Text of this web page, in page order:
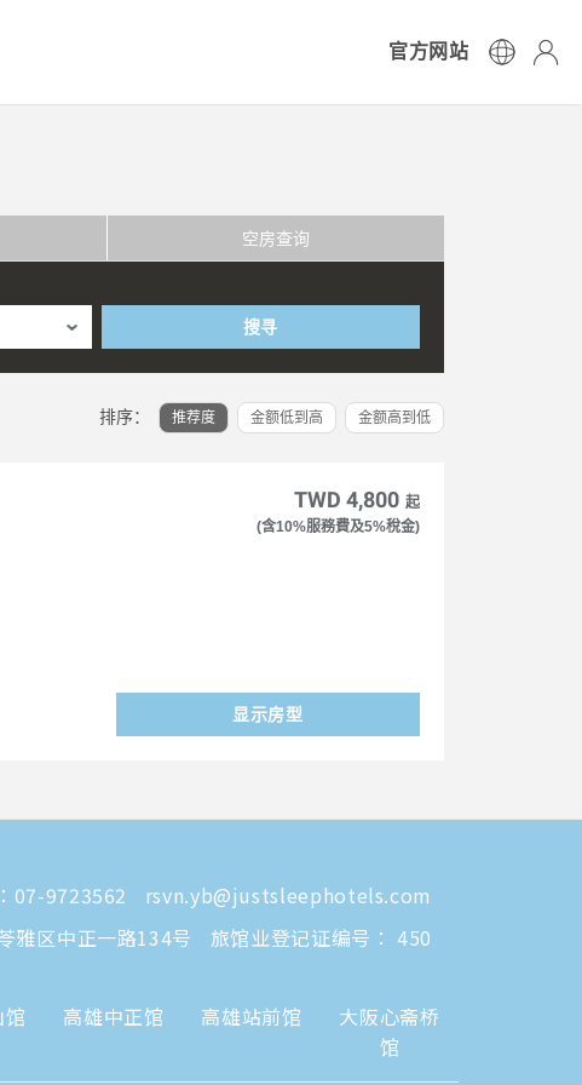
官方网站
空房查询
搜寻
排序： 推荐度 金额低到高 金额高到低
TWD 4,800 起
(含10%服務費及5%稅金)
显示房型
07-9723562
rsvn.yb@justsleephotels.com
雅区中正一路134号
旅馆业登记证编号： 450
高雄中正馆 高雄站前馆
大阪心斋桥
馆